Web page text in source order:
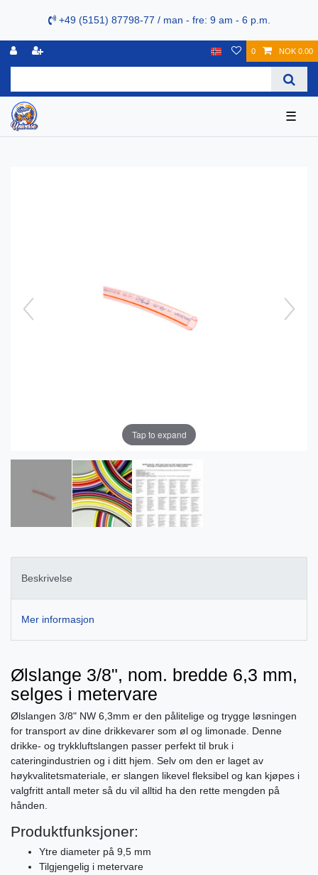
+49 (5151) 87798-77 / man - fre: 9 am - 6 p.m.
0 NOK 0.00
☰
Tap to expand
Beskrivelse
Mer informasjon
Ølslange 3/8", nom. bredde 6,3 mm,
selges i metervare
Ølslangen 3/8" NW 6,3mm er den pålitelige og trygge løsningen
for transport av dine drikkevarer som øl og limonade. Denne
drikke- og trykkluftslangen passer perfekt til bruk i
cateringindustrien og i ditt hjem. Selv om den er laget av
høykvalitetsmateriale, er slangen likevel fleksibel og kan kjøpes i
valgfritt antall meter så du vil alltid ha den rette mengden på
hånden.
Produktfunksjoner:
Ytre diameter på 9,5 mm
Tilgjengelig i metervare